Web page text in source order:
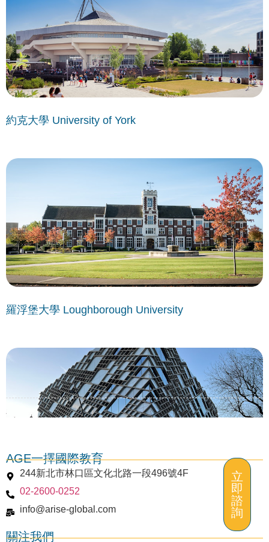
約克大學 University of York
羅浮堡大學 Loughborough University
謝菲爾德大學 University of Sheffield
AGE一擇國際教育
244新北市林口區文化北路一段496號4F
02-2600-0252
info@arise-global.com
關注我們
立
即
諮
詢